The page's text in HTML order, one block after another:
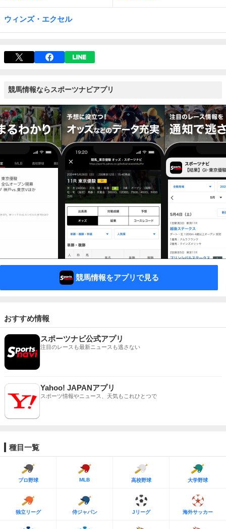
ウィンズ・エクセル
競馬情報ならスポーツナビアプリ
競馬情報をアプリで見る
おすすめ情報
スポーツナビ公式アプリ
注目のレースも最新ニュースも逃さない
Yahoo! JAPANアプリ
スポーツ情報やニュース、天気もこれひとつで
種目一覧
プロ野球 MLB 高校野球 大学野球
独立リーグ 侍ジャパン Jリーグ 海外サッカー